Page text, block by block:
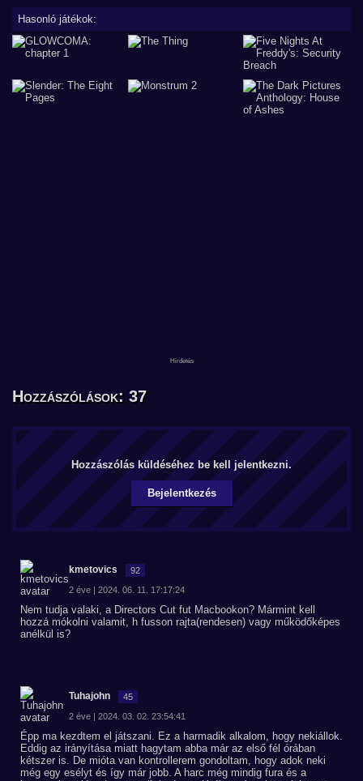
Hasonló játékok:
Hozzászólások: 37
Hozzászólás küldéséhez be kell jelentkezni.
Bejelentkezés
kmetovics 92
2 éve | 2024. 06. 11. 17:17:24
Nem tudja valaki, a Directors Cut fut Macbookon? Mármint kell
hozzá mókolni valamit, h fusson rajta(rendesen) vagy működőképes
anélkül is?
Tuhajohn 45
2 éve | 2024. 03. 02. 23:54:41
Épp ma kezdtem el játszani. Ez a harmadik alkalom, hogy nekiállok.
Eddig az irányítása miatt hagytam abba már az első fél órában
kétszer is. De mióta van kontrollerem gondoltam, hogy adok neki
még egy esélyt és így már jobb. A harc még mindig fura és a